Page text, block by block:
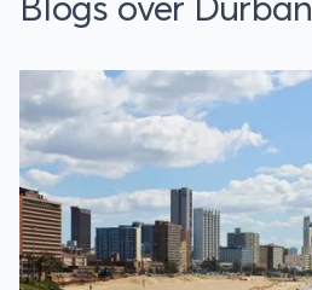
Blogs over Durban